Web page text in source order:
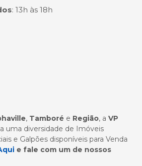
: 13h às 18h
, Tamboré e Região, a VP
uma diversidade de Imóveis
e Galpões disponíveis para Venda
e fale com um de nossos